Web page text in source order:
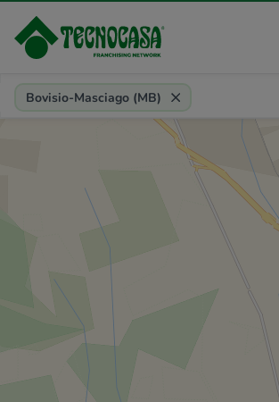
Provincia, comune, zona, riferimento
Bovisio-Masciago (MB)